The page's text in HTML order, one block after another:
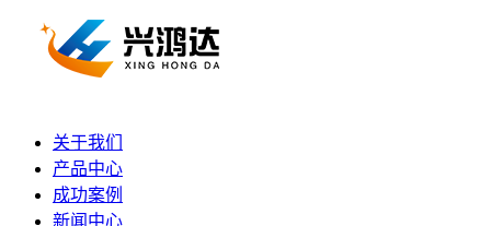
关于我们
产品中心
成功案例
新闻中心